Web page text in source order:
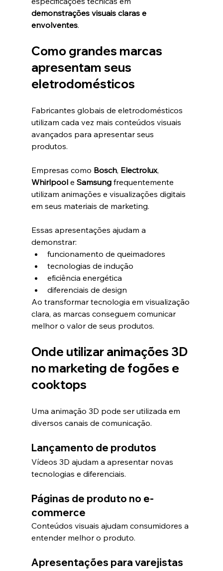
demonstrações visuais claras e
envolventes.
Como grandes marcas
apresentam seus
eletrodomésticos
Fabricantes globais de eletrodomésticos
utilizam cada vez mais conteúdos visuais
avançados para apresentar seus
produtos.
Empresas como Bosch, Electrolux,
Whirlpool e Samsung frequentemente
utilizam animações e visualizações digitais
em seus materiais de marketing.
Essas apresentações ajudam a
demonstrar:
funcionamento de queimadores
tecnologias de indução
eficiência energética
diferenciais de design
Ao transformar tecnologia em visualização
clara, as marcas conseguem comunicar
melhor o valor de seus produtos.
Onde utilizar animações 3D
no marketing de fogões e
cooktops
Uma animação 3D pode ser utilizada em
diversos canais de comunicação.
Lançamento de produtos
Vídeos 3D ajudam a apresentar novas
tecnologias e diferenciais.
Páginas de produto no e-
commerce
Conteúdos visuais ajudam consumidores a
entender melhor o produto.
Apresentações para varejistas